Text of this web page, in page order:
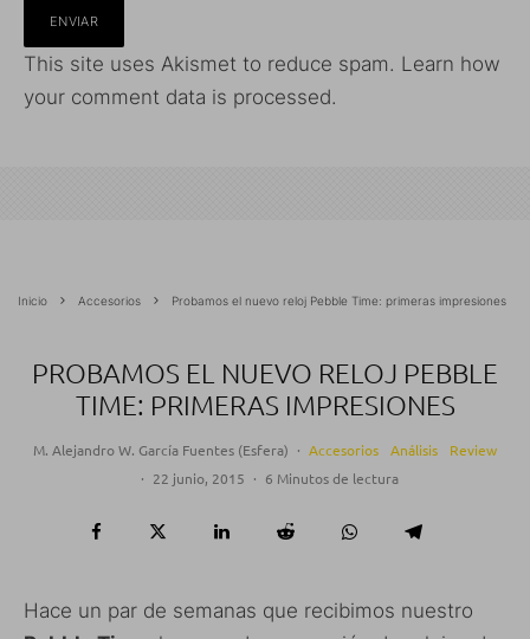
This site uses Akismet to reduce spam. Learn how
your comment data is processed.
Inicio Accesorios Probamos el nuevo reloj Pebble Time: primeras impresiones
PROBAMOS EL NUEVO RELOJ PEBBLE
TIME: PRIMERAS IMPRESIONES
M. Alejandro W. García Fuentes (Esfera) · Accesorios Análisis
Review
· 22 junio, 2015 · 6 Minutos de lectura
Hace un par de semanas que recibimos nuestro